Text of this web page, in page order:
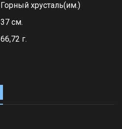
Горный хрусталь(им.)
37 см.
66,72 г.